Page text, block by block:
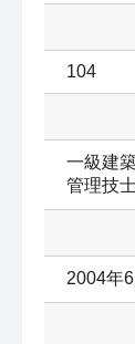
104
一級建
管理技
2004年6